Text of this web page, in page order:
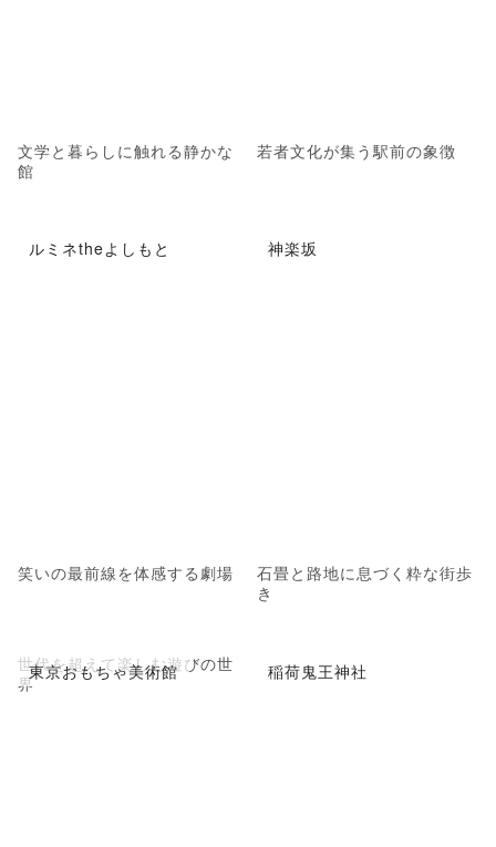
文学と暮らしに触れる静かな
館
若者文化が集う駅前の象徴
ルミネtheよしもと
笑いの最前線を体感する劇場
神楽坂
石畳と路地に息づく粋な街歩
き
東京おもちゃ美術館
世代を超えて楽しむ遊びの世
界
稲荷鬼王神社